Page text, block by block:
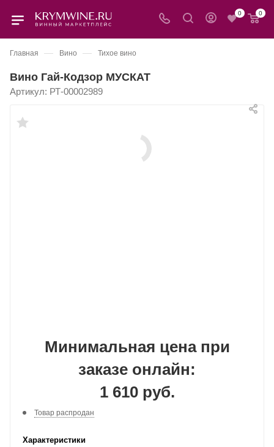
0 0
Главная — Вино — Тихое вино
Вино Гай-Кодзор МУСКАТ
Артикул: РТ-00002989
Минимальная цена при
заказе онлайн:
1 610 руб.
Товар распродан
Характеристики